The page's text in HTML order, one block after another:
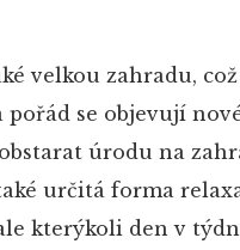
velkou zahradu,
pořád se objevují
úrodu na
určitá forma
kterýkoli den v